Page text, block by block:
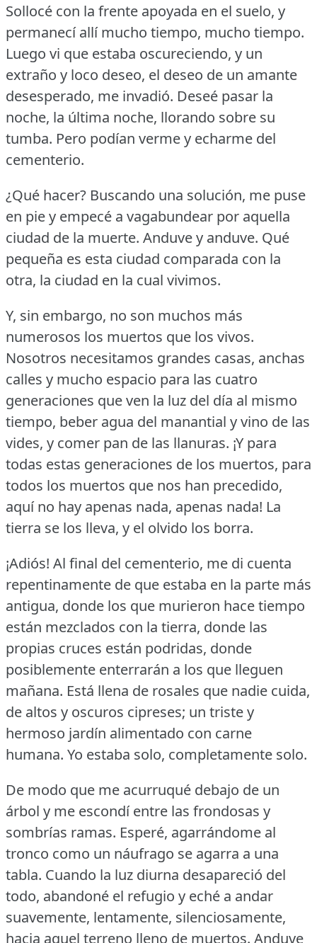
Sollocé con la frente apoyada en el suelo, y
permanecí allí mucho tiempo, mucho tiempo.
Luego vi que estaba oscureciendo, y un
extraño y loco deseo, el deseo de un amante
desesperado, me invadió. Deseé pasar la
noche, la última noche, llorando sobre su
tumba. Pero podían verme y echarme del
cementerio.
¿Qué hacer? Buscando una solución, me puse
en pie y empecé a vagabundear por aquella
ciudad de la muerte. Anduve y anduve. Qué
pequeña es esta ciudad comparada con la
otra, la ciudad en la cual vivimos.
Y, sin embargo, no son muchos más
numerosos los muertos que los vivos.
Nosotros necesitamos grandes casas, anchas
calles y mucho espacio para las cuatro
generaciones que ven la luz del día al mismo
tiempo, beber agua del manantial y vino de las
vides, y comer pan de las llanuras. ¡Y para
todas estas generaciones de los muertos, para
todos los muertos que nos han precedido,
aquí no hay apenas nada, apenas nada! La
tierra se los lleva, y el olvido los borra.
¡Adiós! Al final del cementerio, me di cuenta
repentinamente de que estaba en la parte más
antigua, donde los que murieron hace tiempo
están mezclados con la tierra, donde las
propias cruces están podridas, donde
posiblemente enterrarán a los que lleguen
mañana. Está llena de rosales que nadie cuida,
de altos y oscuros cipreses; un triste y
hermoso jardín alimentado con carne
humana. Yo estaba solo, completamente solo.
De modo que me acurruqué debajo de un
árbol y me escondí entre las frondosas y
sombrías ramas. Esperé, agarrándome al
tronco como un náufrago se agarra a una
tabla. Cuando la luz diurna desapareció del
todo, abandoné el refugio y eché a andar
suavemente, lentamente, silenciosamente,
hacia aquel terreno lleno de muertos. Anduve